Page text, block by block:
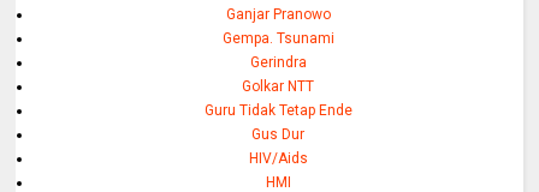
Ganjar Pranowo
Gempa. Tsunami
Gerindra
Golkar NTT
Guru Tidak Tetap Ende
Gus Dur
HIV/Aids
HMI